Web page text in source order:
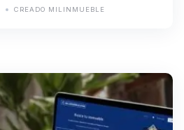
CREADO MILINMUEBLE